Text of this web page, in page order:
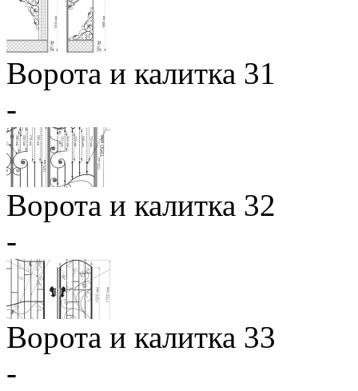
Ворота и калитка 31
-
Ворота и калитка 32
-
Ворота и калитка 33
-